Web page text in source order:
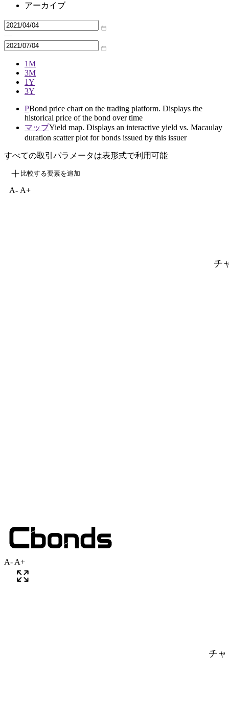
アーカイブ
—
1M
3M
1Y
3Y
PBond price chart on the trading platform. Displays the
historical price of the bond over time
マップYield map. Displays an interactive yield vs. Macaulay
duration scatter plot for bonds issued by this issuer
すべての取引パラメータは表形式で利用可能
比較する要素を追加
A- A+
チ